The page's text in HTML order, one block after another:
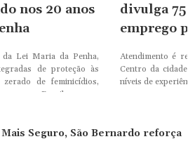
nos 20 anos
Lei Maria da Penha,
de proteção às
de feminicídios,
casos no Brasil
divulga 75
emprego
Atendimento é
Centro da cidade,
níveis de
Seguro, São Bernardo reforça